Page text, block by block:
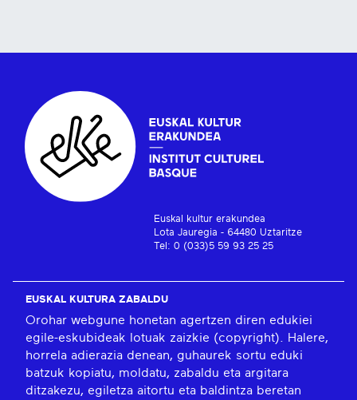
Euskal kultur erakundea
Lota Jauregia - 64480 Uztaritze
Tel: 0 (033)5 59 93 25 25
EUSKAL KULTURA ZABALDU
Orohar webgune honetan agertzen diren edukiei
egile-eskubideak lotuak zaizkie (copyright). Halere,
horrela adierazia denean, guhaurek sortu eduki
batzuk kopiatu, moldatu, zabaldu eta argitara
ditzakezu, egiletza aitortu eta baldintza beretan